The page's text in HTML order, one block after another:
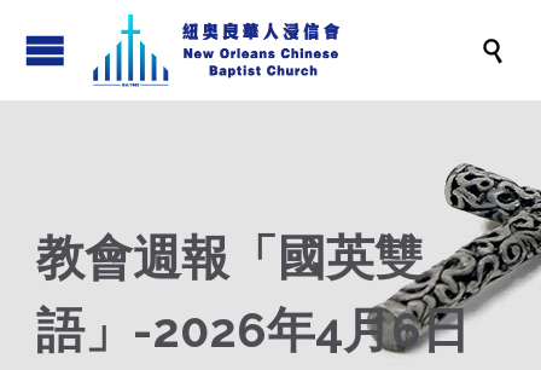

教會週報「國英雙
語」-2026年4月6日